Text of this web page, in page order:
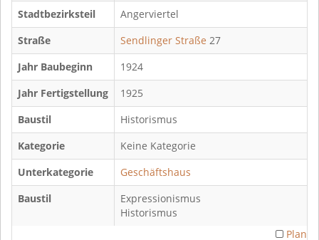
Stadtbezirksteil
Angerviertel
Straße
Sendlinger Straße 27
Jahr Baubeginn
1924
Jahr Fertigstellung
1925
Baustil
Historismus
Kategorie
Keine Kategorie
Unterkategorie
Geschäftshaus
Baustil
Expressionismus
Historismus
Plan